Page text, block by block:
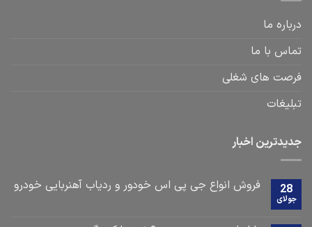
ما
با ما
های شغلی
اخبار
فروش انواع جی پی اس خودور و ردیاب آهنربایی خودرو